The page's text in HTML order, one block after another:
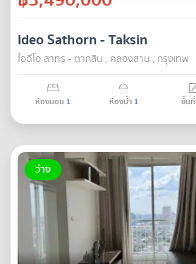
Ideo Sathorn - Taksin
ไอดีโอ สาทร - ตากสิน , คลองสาน , กรุงเทพ
ห้องนอน 1 ห้องน้ำ 1 ชั้นที่
ว่าง